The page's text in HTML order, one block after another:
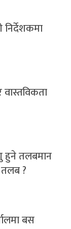
हुने तलबमान
?
बस